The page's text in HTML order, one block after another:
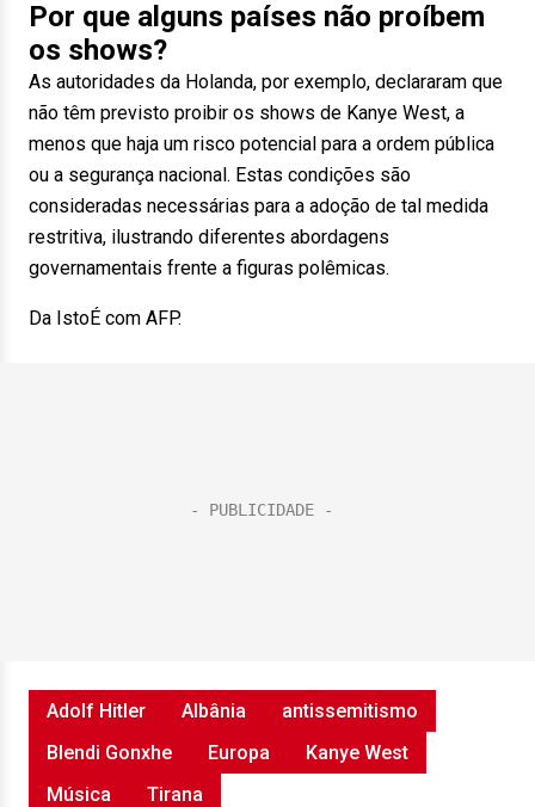
Por que alguns países não proíbem
os shows?
As autoridades da Holanda, por exemplo, declararam que
não têm previsto proibir os shows de Kanye West, a
menos que haja um risco potencial para a ordem pública
ou a segurança nacional. Estas condições são
consideradas necessárias para a adoção de tal medida
restritiva, ilustrando diferentes abordagens
governamentais frente a figuras polêmicas.
Da IstoÉ com AFP.
Adolf Hitler Albânia
antissemitismo
Blendi Gonxhe
Europa
Kanye West
Música
Tirana